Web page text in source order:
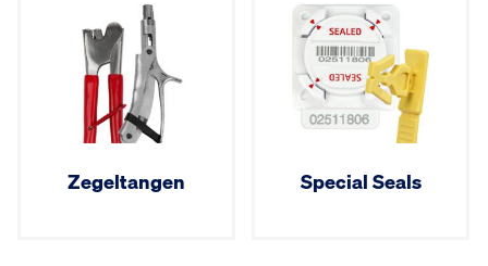
Zegeltangen Special Seals